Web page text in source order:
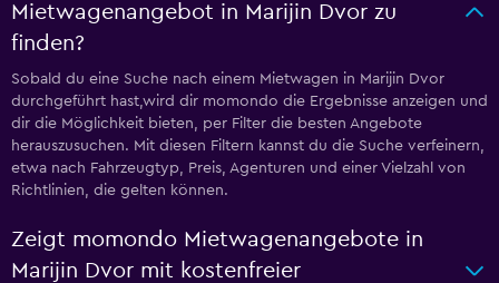
Mietwagenangebot in Marijin Dvor zu
finden?
Sobald du eine Suche nach einem Mietwagen in Marijin Dvor
durchgeführt hast,wird dir momondo die Ergebnisse anzeigen und
dir die Möglichkeit bieten, per Filter die besten Angebote
herauszusuchen. Mit diesen Filtern kannst du die Suche verfeinern,
etwa nach Fahrzeugtyp, Preis, Agenturen und einer Vielzahl von
Richtlinien, die gelten können.
Zeigt momondo Mietwagenangebote in
Marijin Dvor mit kostenfreier